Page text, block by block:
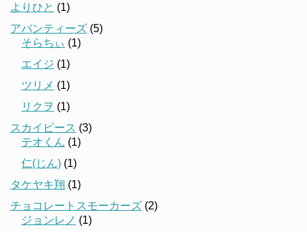
よりひと (1)
アバンティーズ (5)
そらちぃ (1)
エイジ (1)
ツリメ (1)
リクヲ (1)
スカイピース (3)
テオくん (1)
仁(じん) (1)
タケヤキ翔 (1)
チョコレートスモーカーズ (2)
ジョンレノ (1)